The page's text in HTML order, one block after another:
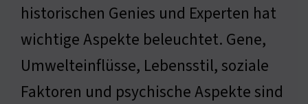
historischen Genies und Experten hat
wichtige Aspekte beleuchtet. Gene,
Umwelteinflüsse, Lebensstil, soziale
Faktoren und psychische Aspekte sind